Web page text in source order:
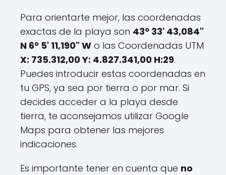
Para orientarte mejor, las coordenadas
exactas de la playa son 43º 33' 43,084"
N 6º 5' 11,190" W o las Coordenadas UTM
X: 735.312,00 Y: 4.827.341,00 H:29.
Puedes introducir estas coordenadas en
tu GPS, ya sea por tierra o por mar. Si
decides acceder a la playa desde
tierra, te aconsejamos utilizar Google
Maps para obtener las mejores
indicaciones.
Es importante tener en cuenta que no